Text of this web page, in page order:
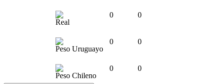
Real
0 0
Peso Uruguayo
0 0
Peso Chileno
0 0